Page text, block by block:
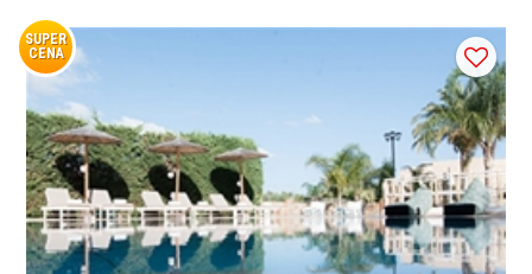
SUPER
CENA